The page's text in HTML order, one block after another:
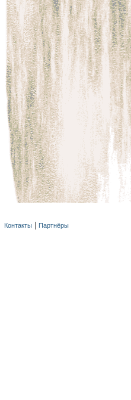
Контакты Партнёры